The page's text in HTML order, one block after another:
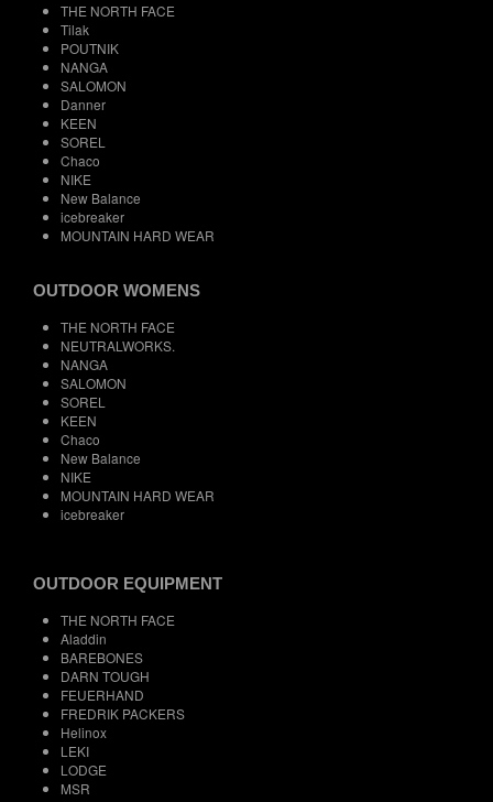
THE NORTH FACE
Tilak
POUTNIK
NANGA
SALOMON
Danner
KEEN
SOREL
Chaco
NIKE
New Balance
icebreaker
MOUNTAIN HARD WEAR
OUTDOOR WOMENS
THE NORTH FACE
NEUTRALWORKS.
NANGA
SALOMON
SOREL
KEEN
Chaco
New Balance
NIKE
MOUNTAIN HARD WEAR
icebreaker
OUTDOOR EQUIPMENT
THE NORTH FACE
Aladdin
BAREBONES
DARN TOUGH
FEUERHAND
FREDRIK PACKERS
Helinox
LEKI
LODGE
MSR